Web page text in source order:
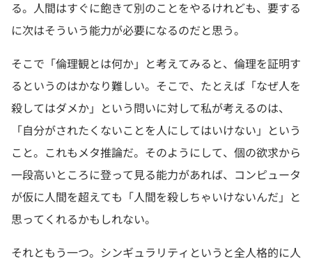
る。人間はすぐに飽きて別のことをやるけれども、要する
に次はそういう能力が必要になるのだと思う。
そこで「倫理観とは何か」と考えてみると、倫理を証明す
るというのはかなり難しい。そこで、たとえば「なぜ人を
殺してはダメか」という問いに対して私が考えるのは、
「自分がされたくないことを人にしてはいけない」という
こと。これもメタ推論だ。そのようにして、個の欲求から
一段高いところに登って見る能力があれば、コンピュータ
が仮に人間を超えても「人間を殺しちゃいけないんだ」と
思ってくれるかもしれない。
それともう一つ。シンギュラリティというと全人格的に人